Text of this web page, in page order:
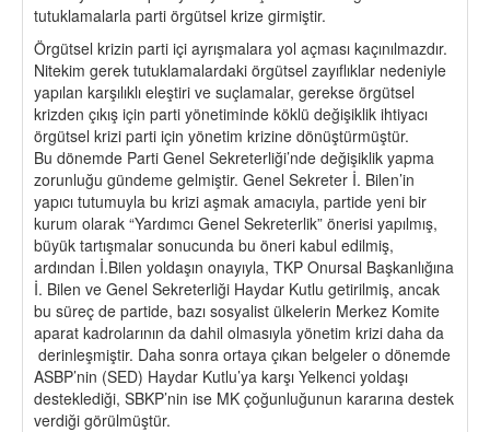
tutuklamalarla parti örgütsel krize girmiştir.
Örgütsel krizin parti içi ayrışmalara yol açması kaçınılmazdır.
Nitekim gerek tutuklamalardaki örgütsel zayıflıklar nedeniyle
yapılan karşılıklı eleştiri ve suçlamalar, gerekse örgütsel
krizden çıkış için parti yönetiminde köklü değişiklik ihtiyacı
örgütsel krizi parti için yönetim krizine dönüştürmüştür.
Bu dönemde Parti Genel Sekreterliği’nde değişiklik yapma
zorunluğu gündeme gelmiştir. Genel Sekreter İ. Bilen’in
yapıcı tutumuyla bu krizi aşmak amacıyla, partide yeni bir
kurum olarak “Yardımcı Genel Sekreterlik” önerisi yapılmış,
büyük tartışmalar sonucunda bu öneri kabul edilmiş,
ardından İ.Bilen yoldaşın onayıyla, TKP Onursal Başkanlığına
İ. Bilen ve Genel Sekreterliği Haydar Kutlu getirilmiş, ancak
bu süreç de partide, bazı sosyalist ülkelerin Merkez Komite
aparat kadrolarının da dahil olmasıyla yönetim krizi daha da
derinleşmiştir. Daha sonra ortaya çıkan belgeler o dönemde
ASBP’nin (SED) Haydar Kutlu’ya karşı Yelkenci yoldaşı
desteklediği, SBKP’nin ise MK çoğunluğunun kararına destek
verdiği görülmüştür.